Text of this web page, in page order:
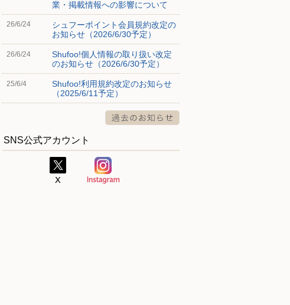
業・掲載情報への影響について
26/6/24
シュフーポイント会員規約改定の
お知らせ（2026/6/30予定）
26/6/24
Shufoo!個人情報の取り扱い改定
のお知らせ（2026/6/30予定）
25/6/4
Shufoo!利用規約改定のお知らせ
（2025/6/11予定）
SNS公式アカウント